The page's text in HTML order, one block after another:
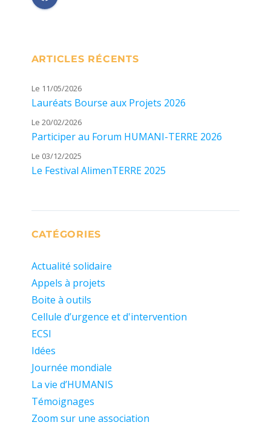
ARTICLES RÉCENTS
Le 11/05/2026
Lauréats Bourse aux Projets 2026
Le 20/02/2026
Participer au Forum HUMANI-TERRE 2026
Le 03/12/2025
Le Festival AlimenTERRE 2025
CATÉGORIES
Actualité solidaire
Appels à projets
Boite à outils
Cellule d’urgence et d'intervention
ECSI
Idées
Journée mondiale
La vie d’HUMANIS
Témoignages
Zoom sur une association